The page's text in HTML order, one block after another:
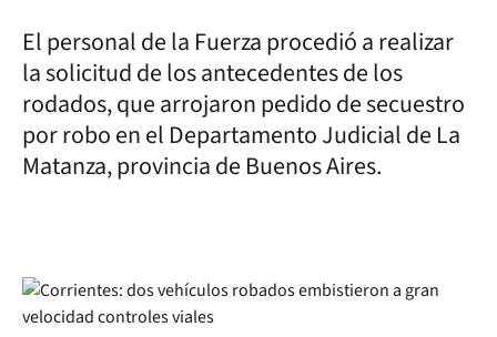
El personal de la Fuerza procedió a realizar
la solicitud de los antecedentes de los
rodados, que arrojaron pedido de secuestro
por robo en el Departamento Judicial de La
Matanza, provincia de Buenos Aires.